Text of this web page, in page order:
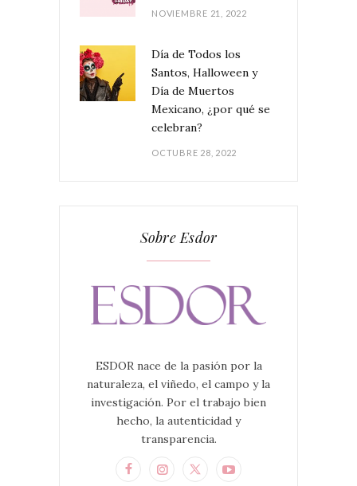
NOVIEMBRE 21, 2022
Día de Todos los
Santos, Halloween y
Día de Muertos
Mexicano, ¿por qué se
celebran?
OCTUBRE 28, 2022
Sobre Esdor
ESDOR nace de la pasión por la
naturaleza, el viñedo, el campo y la
investigación. Por el trabajo bien
hecho, la autenticidad y
transparencia.